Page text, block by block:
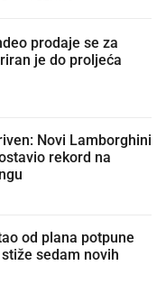
prodaje se za
je do proljeća
Novi Lamborghini
rekord na
od plana potpune
sedam novih